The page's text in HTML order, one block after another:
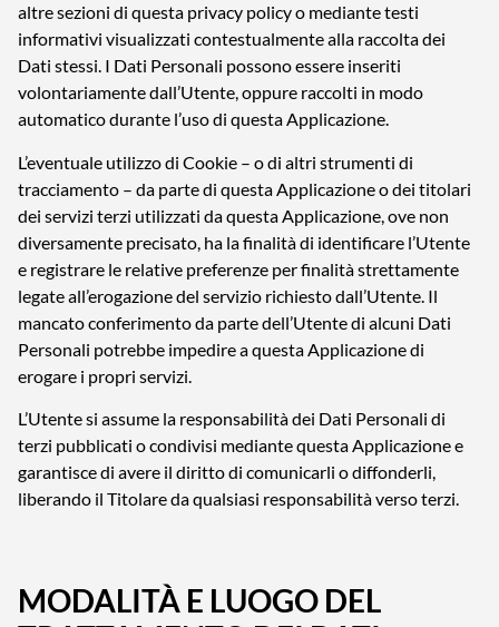
altre sezioni di questa privacy policy o mediante testi
informativi visualizzati contestualmente alla raccolta dei
Dati stessi. I Dati Personali possono essere inseriti
volontariamente dall’Utente, oppure raccolti in modo
automatico durante l’uso di questa Applicazione.
L’eventuale utilizzo di Cookie – o di altri strumenti di
tracciamento – da parte di questa Applicazione o dei titolari
dei servizi terzi utilizzati da questa Applicazione, ove non
diversamente precisato, ha la finalità di identificare l’Utente
e registrare le relative preferenze per finalità strettamente
legate all’erogazione del servizio richiesto dall’Utente. Il
mancato conferimento da parte dell’Utente di alcuni Dati
Personali potrebbe impedire a questa Applicazione di
erogare i propri servizi.
L’Utente si assume la responsabilità dei Dati Personali di
terzi pubblicati o condivisi mediante questa Applicazione e
garantisce di avere il diritto di comunicarli o diffonderli,
liberando il Titolare da qualsiasi responsabilità verso terzi.
MODALITÀ E LUOGO DEL